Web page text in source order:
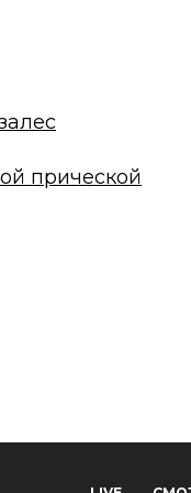
прической